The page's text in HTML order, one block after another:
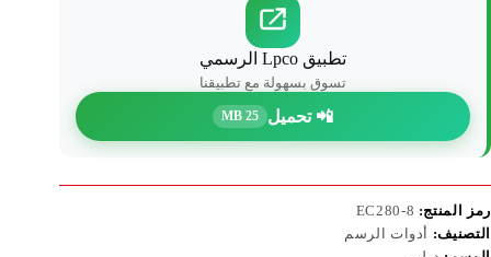
تطبيق Lpco الرسمي
تسوق بسهولة مع تطبيقنا
📲 تحميل 25 MB
رمز المنتج: EC280-8
التصنيف: أدوات الرسم